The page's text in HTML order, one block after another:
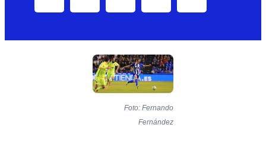
Foto: Fernando
Fernández